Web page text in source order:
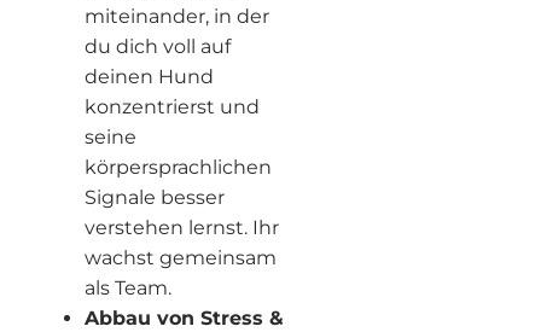
miteinander, in der
du dich voll auf
deinen Hund
konzentrierst und
seine
körpersprachlichen
Signale besser
verstehen lernst. Ihr
wachst gemeinsam
als Team.
Abbau von Stress &